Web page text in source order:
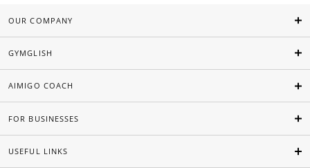
OUR COMPANY
GYMGLISH
AIMIGO COACH
FOR BUSINESSES
USEFUL LINKS